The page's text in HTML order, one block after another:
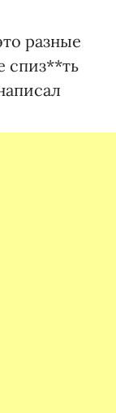
разные
спиз**ть